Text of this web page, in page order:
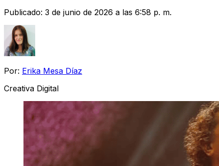
Publicado: 3 de junio de 2026 a las 6:58 p. m.
Por: Erika Mesa Díaz
Creativa Digital